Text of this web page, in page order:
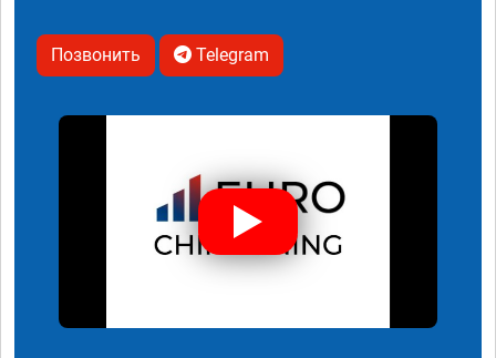
Позвонить Telegram